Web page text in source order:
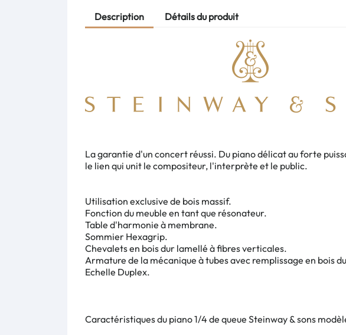
Description Détails du produit
La garantie d'un concert réussi. Du piano délicat au forte
le lien qui unit le compositeur, l'interprète et le public.
Utilisation exclusive de bois massif.
Fonction du meuble en tant que résonateur.
Table d'harmonie à membrane.
Sommier Hexagrip.
Chevalets en bois dur lamellé à fibres verticales.
Armature de la mécanique à tubes avec remplissage en bois
Echelle Duplex.
Caractéristiques du piano 1/4 de queue Steinway & sons